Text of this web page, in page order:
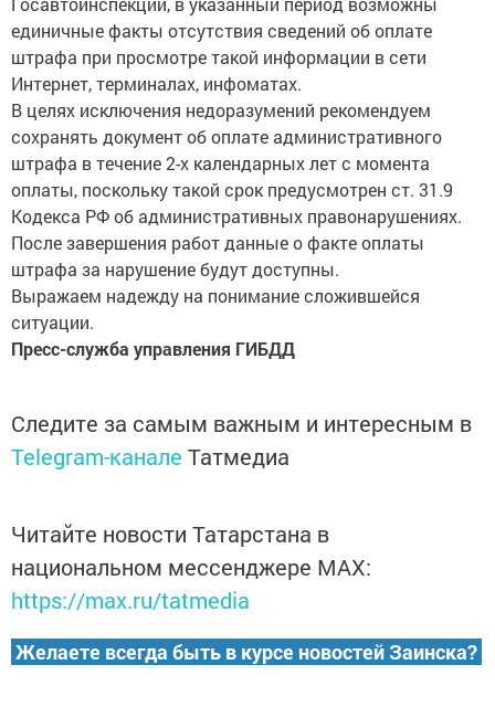
единичные факты отсутствия сведений об оплате
штрафа при просмотре такой информации в сети
Интернет, терминалах, инфоматах.
В целях исключения недоразумений рекомендуем
сохранять документ об оплате административного
штрафа в течение 2-х календарных лет с момента
оплаты, поскольку такой срок предусмотрен ст. 31.9
Кодекса РФ об административных правонарушениях.
После завершения работ данные о факте оплаты
штрафа за нарушение будут доступны.
Выражаем надежду на понимание сложившейся
ситуации.
Пресс-служба управления ГИБДД
Следите за самым важным и интересным в
Telegram-канале Татмедиа
Читайте новости Татарстана в
национальном мессенджере MАХ:
https://max.ru/tatmedia
Желаете всегда быть в курсе новостей Заинска?